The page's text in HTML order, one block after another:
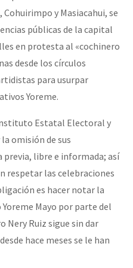
a Humanidad”
por la libertad de Jesús
publica no Estado Espanhol
Nossas lutas pela
y Masiacahui, se
públicas de la capital
en protesta al «cochinero
desde los círculos
para usurpar
Yoreme.
Estatal Electoral y
omisión de sus
libre e informada; así
respetar las celebraciones
es hacer notar la
Mayo por parte del
Nery Ruiz sigue sin dar
hace meses se le han